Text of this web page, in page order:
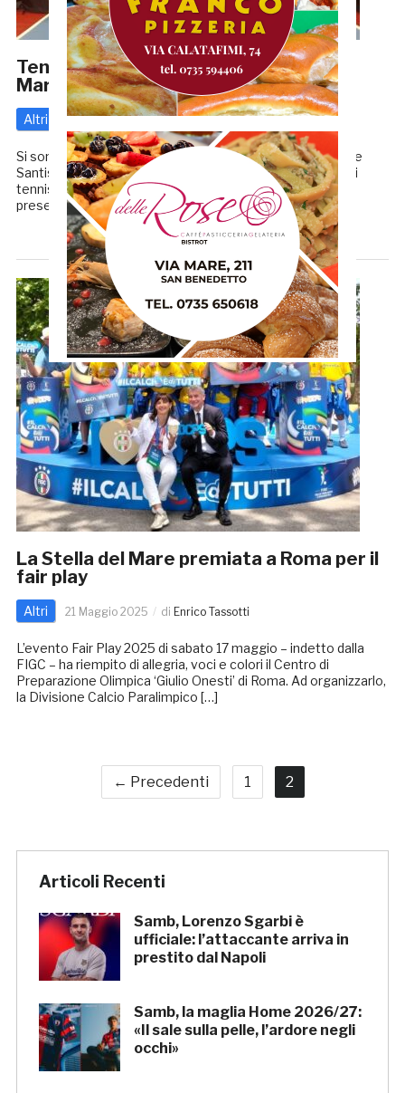
Tennis tavolo Paralimpico: la Stella del
Mare ai campionati italiani 2025
Altri 27 Maggio 2025 diEnrico Tassotti
Si sono svolti il 22 e 23 Maggio presso il palasport Aldo De
Santis di Terni (centro federale FITET) i campionati italiani
tennis tavolo paralimpico 2025. La Stella del Mare si è
presentata all’appuntamento con […]
La Stella del Mare premiata a Roma per il
fair play
Altri 21 Maggio 2025 di Enrico Tassotti
L’evento Fair Play 2025 di sabato 17 maggio – indetto dalla
FIGC – ha riempito di allegria, voci e colori il Centro di
Preparazione Olimpica ‘Giulio Onesti’ di Roma. Ad organizzarlo,
la Divisione Calcio Paralimpico […]
← Precedenti 1 2
Articoli Recenti
Samb, Lorenzo Sgarbi è
ufficiale: l’attaccante arriva in
prestito dal Napoli
Samb, la maglia Home 2026/27:
«Il sale sulla pelle, l’ardore negli
occhi»